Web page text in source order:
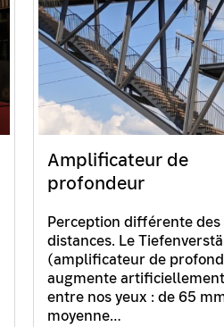
Amplificateur de
profondeur
Perception différente des
distances. Le
(amplificateur de
augmente
entre nos yeux : de 65
moyenne…